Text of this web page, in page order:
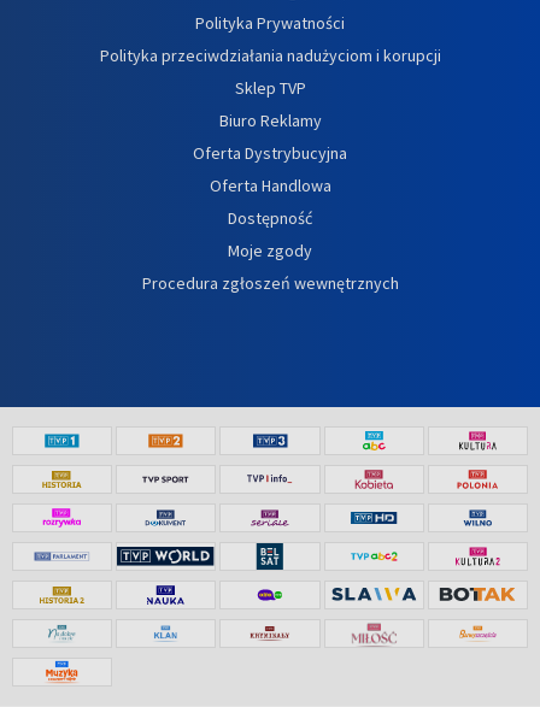
Polityka Prywatności
Polityka przeciwdziałania nadużyciom i korupcji
Sklep TVP
Biuro Reklamy
Oferta Dystrybucyjna
Oferta Handlowa
Dostępność
Moje zgody
Procedura zgłoszeń wewnętrznych